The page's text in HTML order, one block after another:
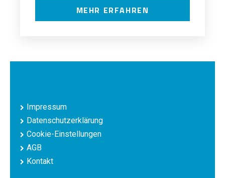
MEHR ERFAHREN
Impressum
Datenschutzerklärung
Cookie-Einstellungen
AGB
Kontakt